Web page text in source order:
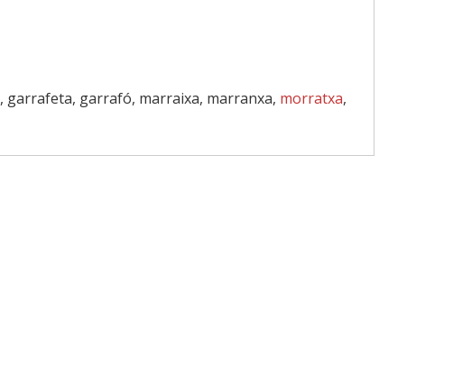
, garrafeta, garrafó, marraixa, marranxa, morratxa,